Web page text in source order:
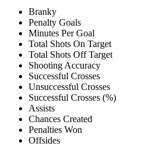
Branky
Penalty Goals
Minutes Per Goal
Total Shots On Target
Total Shots Off Target
Shooting Accuracy
Successful Crosses
Unsuccessful Crosses
Successful Crosses (%)
Assists
Chances Created
Penalties Won
Offsides